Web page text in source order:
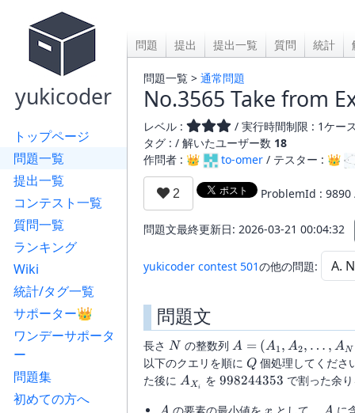
yukicoder
トップページ
問題一覧
提出一覧
コンテスト一覧
質問一覧
ランキング
Wiki
統計/タグ一覧
サポーター👑
ワンデーサポータ
ー
問題集
初めての方へ
問題 提出 提出一覧 質問 統計
問題一覧 > 通常問題
No.3565 Take from
レベル :
/ 実行時間制限 : 1ケー
タグ : / 解いたユーザー数 18
作問者 : 👑
to-omer / テスター : 👑
ProblemId :
問題文最終更新日: 2026-03-21 00:04:32
yukicoder contest 501の他の問題:
問題文
長さ N
N の整数列 A=
A = (A1 , A2, … , AN
以下のクエリを順に Q
Q 個処理してくださ
た後に A_{X_i}
AXi を 998244353
998244353 で割った余